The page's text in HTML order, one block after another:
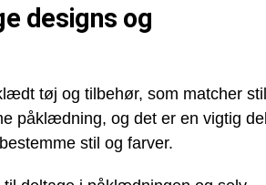
designs og
tøj og tilbehør, som matcher stil
påklædning, og det er en vigtig del
stil og farver.